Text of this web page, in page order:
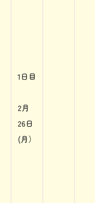
1日目
2月
26日
(月）